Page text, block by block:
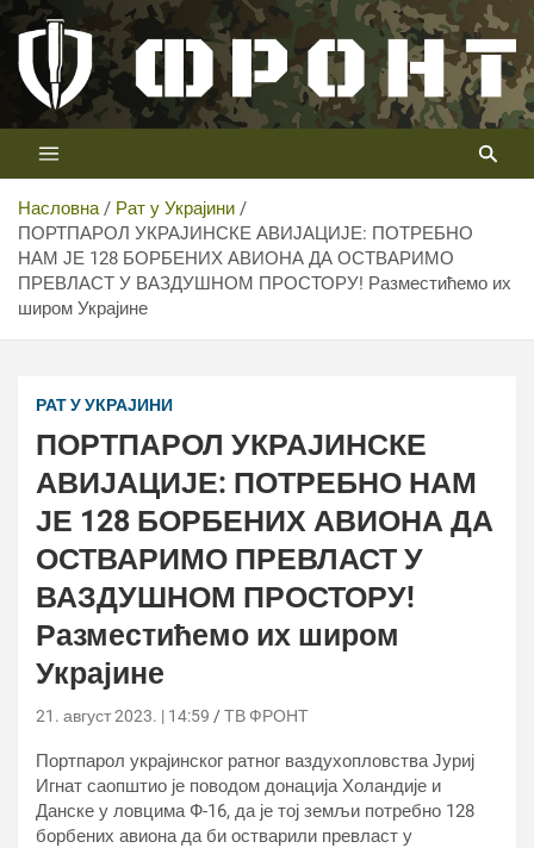
Скип
цонтент
Телевизија ФРОНТ
Први војни канал у Србији
Насловна
Рат у Украјини
ПОРТПАРОЛ УКРАЈИНСКЕ АВИЈАЦИЈЕ: ПОТРЕБНО
НАМ ЈЕ 128 БОРБЕНИХ АВИОНА ДА ОСТВАРИМО
ПРЕВЛАСТ У ВАЗДУШНОМ ПРОСТОРУ! Разместићемо их
широм Украјине
РАТ У УКРАЈИНИ
ПОРТПАРОЛ УКРАЈИНСКЕ
АВИЈАЦИЈЕ: ПОТРЕБНО НАМ
ЈЕ 128 БОРБЕНИХ АВИОНА ДА
ОСТВАРИМО ПРЕВЛАСТ У
ВАЗДУШНОМ ПРОСТОРУ!
Разместићемо их широм
Украјине
21. август 2023. | 14:59 ТВ ФРОНТ
Портпарол украјинског ратног ваздухопловства Јуриј
Игнат саопштио је поводом донација Холандије и
Данске у ловцима Ф-16, да је тој земљи потребно 128
борбених авиона да би остварили превласт у